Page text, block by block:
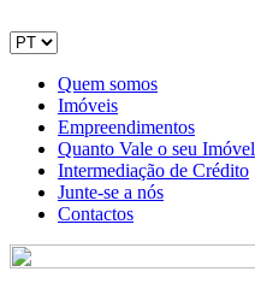
Quem somos
Imóveis
Empreendimentos
Quanto Vale o seu Imóvel
Intermediação de Crédito
Junte-se a nós
Contactos